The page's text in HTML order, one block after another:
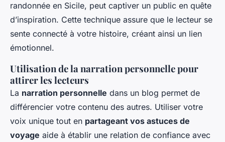
randonnée en Sicile, peut captiver un public en quête
d’inspiration. Cette technique assure que le lecteur se
sente connecté à votre histoire, créant ainsi un lien
émotionnel.
Utilisation de la narration personnelle pour
attirer les lecteurs
La narration personnelle dans un blog permet de
différencier votre contenu des autres. Utiliser votre
voix unique tout en partageant vos astuces de
voyage aide à établir une relation de confiance avec